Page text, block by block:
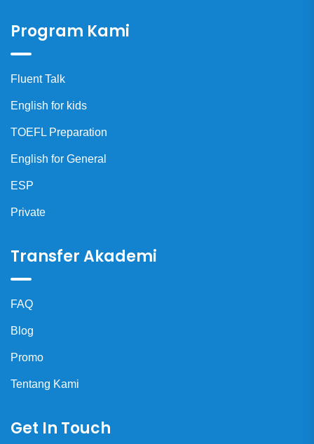
Program Kami
Fluent Talk
English for kids
TOEFL Preparation
English for General
ESP
Private
Transfer Akademi
FAQ
Blog
Promo
Tentang Kami
Get In Touch